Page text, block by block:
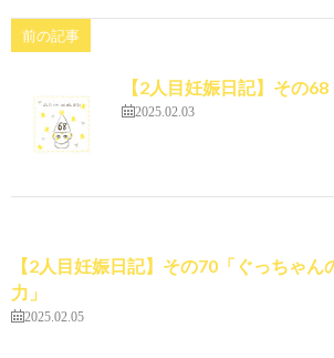
前の記事
【2人目妊娠日記】その68
2025.02.03
【2人目妊娠日記】その70「ぐっちゃん
力」
2025.02.05